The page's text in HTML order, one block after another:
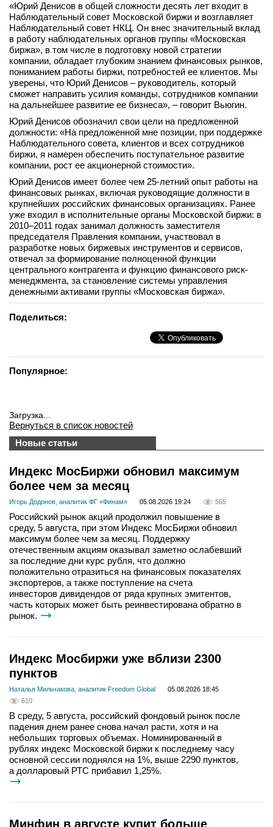
«Юрий Денисов в общей сложности десять лет входит в
Наблюдательный совет Московской биржи и возглавляет
Наблюдательный совет НКЦ. Он внес значительный вклад
в работу наблюдательных органов группы «Московская
биржа», в том числе в подготовку новой стратегии
компании, обладает глубоким знанием финансовых рынков,
пониманием работы биржи, потребностей ее клиентов. Мы
уверены, что Юрий Денисов – руководитель, который
сможет направить усилия команды, сотрудников компании
на дальнейшее развитие ее бизнеса», – говорит Вьюгин.
Юрий Денисов обозначил свои цели на предложенной
должности: «На предложенной мне позиции, при поддержке
Наблюдательного совета, клиентов и всех сотрудников
биржи, я намерен обеспечить поступательное развитие
компании, рост ее акционерной стоимости».
Юрий Денисов имеет более чем 25-летний опыт работы на
финансовых рынках, включая руководящие должности в
крупнейших российских финансовых организациях. Ранее
уже входил в исполнительные органы Московской биржи: в
2010–2011 годах занимал должность заместителя
председателя Правления компании, участвовал в
разработке новых биржевых инструментов и сервисов,
отвечал за формирование полноценной функции
центрального контрагента и функцию финансового риск-
менеджмента, за становление системы управления
денежными активами группы «Московская биржа».
Поделиться:
Популярное:
Загрузка...
Вернуться в список новостей
Новые статьи
Индекс МосБиржи обновил максимум
более чем за месяц
Игорь Додонов, аналитик ФГ «Финам» 05.08.2026 19:24 565
Российский рынок акций продолжил повышение в
среду, 5 августа, при этом Индекс МосБиржи обновил
максимум более чем за месяц. Поддержку
отечественным акциям оказывал заметно ослабевший
за последние дни курс рубля, что должно
положительно отразиться на финансовых показателях
экспортеров, а также поступление на счета
инвесторов дивидендов от ряда крупных эмитентов,
часть которых может быть реинвестирована обратно в
рынок.
Индекс Мосбиржи уже вблизи 2300
пунктов
Наталья Мильчакова, аналитик Freedom Global
05.08.2026 18:45
610
В среду, 5 августа, российский фондовый рынок после
падения днем ранее снова начал расти, хотя и на
небольших торговых объемах. Номинированный в
рублях индекс Московской биржи к последнему часу
основной сессии поднялся на 1%, выше 2290 пунктов,
а долларовый РТС прибавил 1,25%.
Минфин в августе купит больше